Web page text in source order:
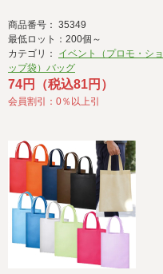
商品番号： 35349
最低ロット：200個～
カテゴリ： イベント（プロモ・ショ
ップ袋）バッグ
74円（税込81円）
会員割引：0％以上引